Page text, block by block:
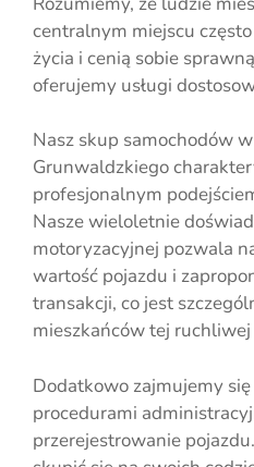
centralnym miejscu
życia i cenią sobie
oferujemy usługi
Nasz skup samochodów
Grunwaldzkiego
profesjonalnym
Nasze wieloletnie
motoryzacyjnej pozwala
wartość pojazdu i
transakcji, co jest
mieszkańców tej ruchliwej
Dodatkowo zajmujemy
procedurami
przerejestrowanie